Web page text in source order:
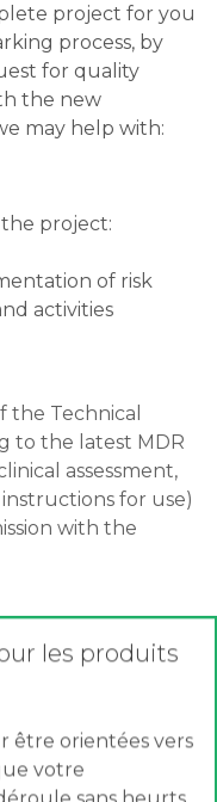
project for you
process, by
for quality
the new
may help with:
project:
of risk
activities
the Technical
to the latest MDR
assessment,
instructions for use)
with the
les produits
être orientées vers
votre
sans heurts.